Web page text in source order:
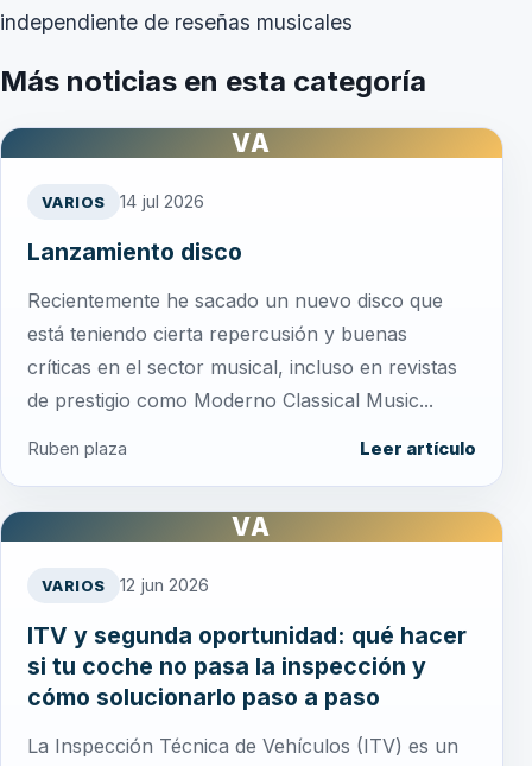
independiente de reseñas musicales
Más noticias en esta categoría
VA
VARIOS 14 jul 2026
Lanzamiento disco
Recientemente he sacado un nuevo disco que
está teniendo cierta repercusión y buenas
críticas en el sector musical, incluso en revistas
de prestigio como Moderno Classical Music...
Ruben plaza Leer artículo
VA
VARIOS 12 jun 2026
ITV y segunda oportunidad: qué hacer
si tu coche no pasa la inspección y
cómo solucionarlo paso a paso
La Inspección Técnica de Vehículos (ITV) es un